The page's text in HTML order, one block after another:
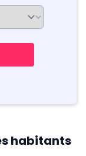
habitants